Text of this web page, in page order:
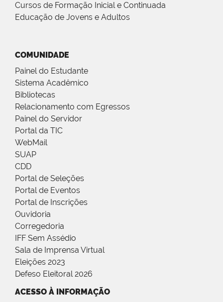
Cursos de Formação Inicial e Continuada
Educação de Jovens e Adultos
COMUNIDADE
Painel do Estudante
Sistema Acadêmico
Bibliotecas
Relacionamento com Egressos
Painel do Servidor
Portal da TIC
WebMail
SUAP
CDD
Portal de Seleções
Portal de Eventos
Portal de Inscrições
Ouvidoria
Corregedoria
IFF Sem Assédio
Sala de Imprensa Virtual
Eleições 2023
Defeso Eleitoral 2026
ACESSO À INFORMAÇÃO